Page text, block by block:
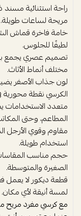
راحة استثنائية
مريحة لساعات طويلة.
خامة فاخرة قماش
لطيفًا للجلوس.
تصميم عصري يجمع
مختلف أنماط الأثاث.
لون جذاب الأصفر
الكرسي نقطة محورية
متعدد الاستخدامات
المطاعم، وحتى
مقاوم وقوي الأرجل
استخدام طويلة.
حجم مناسب
الصغيرة والمتوسطة.
قطعة ديكور لا
لمسة أنيقة لأي مكان.
مع كرسي مفرد مريح